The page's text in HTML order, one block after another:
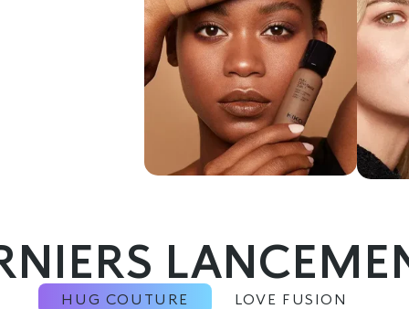
HUG COUTURE LOVE FUSION